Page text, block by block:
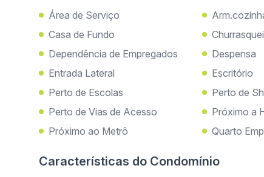
Área de Serviço
Casa de Fundo
Dependência de Empregados
Despensa
Entrada Lateral
Escritório
Perto de Escolas
Perto de
Perto de Vias de Acesso
Próximo a
Próximo ao Metrô
Quarto
Características do Condomínio